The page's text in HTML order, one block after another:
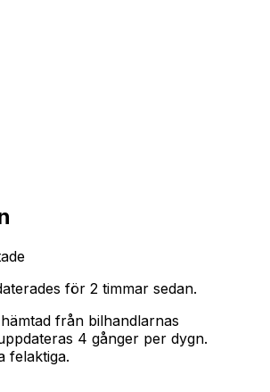
för 2 timmar sedan.
från bilhandlarnas
4 gånger per dygn.
felaktiga.